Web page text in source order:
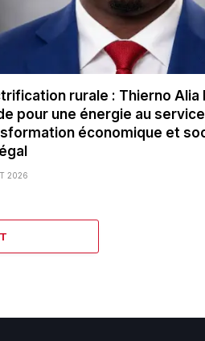
rurale : Thierno Alia
pour une énergie au
économique et
2026